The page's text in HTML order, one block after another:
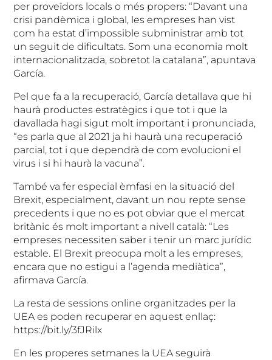
per proveïdors locals o més propers: “Davant una
crisi pandèmica i global, les empreses han vist
com ha estat d’impossible subministrar amb tot
un seguit de dificultats. Som una economia molt
internacionalitzada, sobretot la catalana”, apuntava
García.
Pel que fa a la recuperació, García detallava que hi
haurà productes estratègics i que tot i que la
davallada hagi sigut molt important i pronunciada,
“es parla que al 2021 ja hi haurà una recuperació
parcial, tot i que dependrà de com evolucioni el
virus i si hi haurà la vacuna”.
També va fer especial èmfasi en la situació del
Brexit, especialment, davant un nou repte sense
precedents i que no es pot obviar que el mercat
britànic és molt important a nivell català: “Les
empreses necessiten saber i tenir un marc jurídic
estable. El Brexit preocupa molt a les empreses,
encara que no estigui a l’agenda mediàtica”,
afirmava García.
La resta de sessions online organitzades per la
UEA es poden recuperar en aquest enllaç:
https://bit.ly/3fJRilx
En les properes setmanes la UEA seguirà